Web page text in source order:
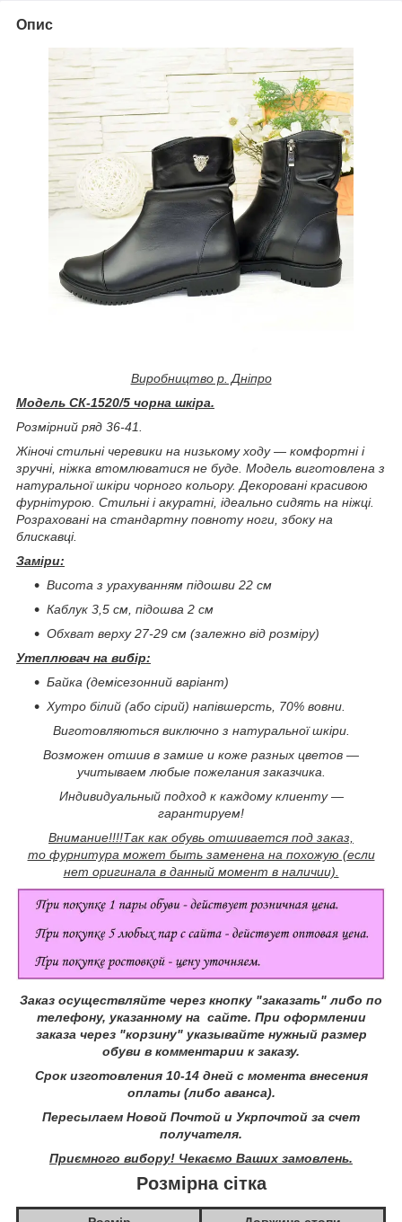
Опис
Виробництво р. Дніпро
Модель СК-1520/5 чорна шкіра.
Розмірний ряд 36-41.
Жіночі стильні черевики на низькому ходу ― комфортні і
зручні, ніжка втомлюватися не буде. Модель виготовлена з
натуральної шкіри чорного кольору. Декоровані красивою
фурнітурою. Стильні і акуратні, ідеально сидять на ніжці.
Розраховані на стандартну повноту ноги, збоку на
блискавці.
Заміри:
Висота з урахуванням підошви 22 см
Каблук 3,5 см, підошва 2 см
Обхват верху 27-29 см (залежно від розміру)
Утеплювач на вибір:
Байка (демісезонний варіант)
Хутро білий (або сірий) напівшерсть, 70% вовни.
Виготовляються виключно з натуральної шкіри.
Возможен отшив в замше и коже разных цветов ―
учитываем любые пожелания заказчика.
Индивидуальный подход к каждому клиенту ―
гарантируем!
Внимание!!!!Так как обувь отшивается под заказ,
то фурнитура может быть заменена на похожую (если
нет оригинала в данный момент в наличии).
Заказ осуществляйте через кнопку "заказать" либо по
телефону, указанному на сайте. При оформлении
заказа через "корзину" указывайте нужный размер
обуви в комментарии к заказу.
Срок изготовления 10-14 дней с момента внесения
оплаты (либо аванса).
Пересылаем Новой Почтой и Укрпочтой за счет
получателя.
Приємного вибору! Чекаємо Ваших замовлень.
Розмірна сітка